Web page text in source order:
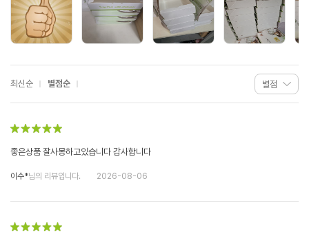
최신순 별점순
좋은상품 잘사몽하고있습니다 감사합니다
이수*님의 리뷰입니다. 2026-08-06